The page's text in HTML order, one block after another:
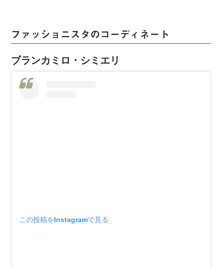
ファッショニスタのコーディネート
ブランカミロ・シミエリ
この投稿をInstagramで見る